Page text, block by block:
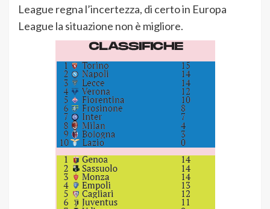
League regna l’incertezza, di certo in Europa
League la situazione non è migliore.